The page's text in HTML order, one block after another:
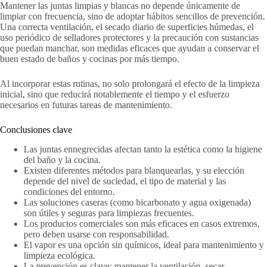
Mantener las juntas limpias y blancas no depende únicamente de
limpiar con frecuencia, sino de adoptar hábitos sencillos de prevención.
Una correcta ventilación, el secado diario de superficies húmedas, el
uso periódico de selladores protectores y la precaución con sustancias
que puedan manchar, son medidas eficaces que ayudan a conservar el
buen estado de baños y cocinas por más tiempo.
Al incorporar estas rutinas, no solo prolongará el efecto de la limpieza
inicial, sino que reducirá notablemente el tiempo y el esfuerzo
necesarios en futuras tareas de mantenimiento.
Conclusiones clave
Las juntas ennegrecidas afectan tanto la estética como la higiene
del baño y la cocina.
Existen diferentes métodos para blanquearlas, y su elección
depende del nivel de suciedad, el tipo de material y las
condiciones del entorno.
Las soluciones caseras (como bicarbonato y agua oxigenada)
son útiles y seguras para limpiezas frecuentes.
Los productos comerciales son más eficaces en casos extremos,
pero deben usarse con responsabilidad.
El vapor es una opción sin químicos, ideal para mantenimiento y
limpieza ecológica.